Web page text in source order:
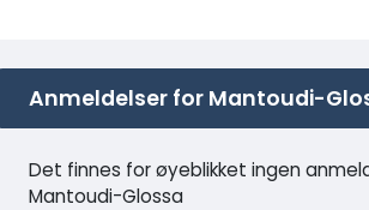
Anmeldelser for Mantoudi-
Det finnes for øyeblikket ingen
Mantoudi-Glossa